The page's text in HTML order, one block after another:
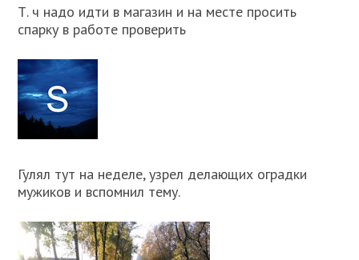
Т. ч надо идти в магазин и на месте просить
спарку в работе проверить
Гулял тут на неделе, узрел делающих оградки
мужиков и вспомнил тему.